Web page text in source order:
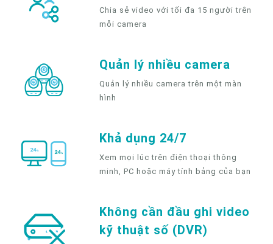
Chia sẻ video với tối đa 15 người trên
mỗi camera
Quản lý nhiều camera
Quản lý nhiều camera trên một màn
hình
Khả dụng 24/7
Xem mọi lúc trên điện thoại thông
minh, PC hoặc máy tính bảng của bạn
Không cần đầu ghi video
kỹ thuật số (DVR)